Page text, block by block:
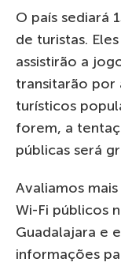
O país sediará
de turistas.
assistirão a
transitarão
turísticos
forem, a
públicas será
Avaliamos
Wi-Fi públicos
Guadalajara e
informações